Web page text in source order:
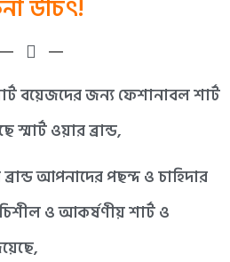
উচিৎ!
বয়েজদের জন্য ফেশানাবল শার্ট
ওয়ার ব্রান্ড,
আপনাদের পছন্দ ও চাহিদার
ও আকর্ষণীয় শার্ট ও